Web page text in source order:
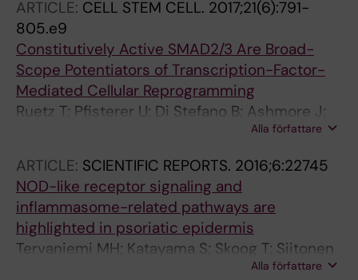
Furlan A; Lee K; Skene N; Harris KD; Hjerling-
Leffler J; Arenas E; Ernfors P; Marklund U;
Linnarsson S
ARTICLE: CELL STEM CELL. 2017;21(6):791-
805.e9
Constitutively Active SMAD2/3 Are Broad-
Scope Potentiators of Transcription-Factor-
Mediated Cellular Reprogramming
Ruetz T; Pfisterer U; Di Stefano B; Ashmore J;
Beniazza M; Tian TV; Kaemena DF; Tosti L; Tan
Collombet S; Johnsson A; Cohen E; Yusa K;
Linnarsson S; Graf T; Parmar M; Kaji K
Alla författare
ARTICLE: SCIENTIFIC REPORTS. 2016;6:22745
NOD-like receptor signaling and
inflammasome-related pathways are
highlighted in psoriatic epidermis
Tervaniemi MH; Katayama S; Skoog T; Siitonen
HA; Vuola J; Nuutila K; Sormunen R; Johnsson
Alla författare